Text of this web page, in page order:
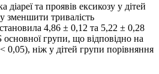
та проявів екси­козу у дітей
зменшити тривалість
4,86 ± 0,12 та 5,22 ± 0,28
основної групи, що відповідно на
0,05), ніж у дітей групи порівняння